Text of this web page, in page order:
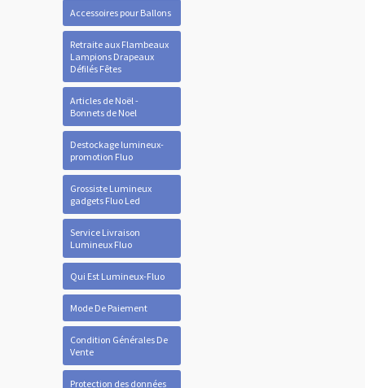
Accessoires pour Ballons
Retraite aux Flambeaux
Lampions Drapeaux
Défilés Fêtes
Articles de Noël -
Bonnets de Noel
Destockage lumineux-
promotion Fluo
Grossiste Lumineux
gadgets Fluo Led
Service Livraison
Lumineux Fluo
Qui Est Lumineux-Fluo
Mode De Paiement
Condition Générales De
Vente
Protection des données